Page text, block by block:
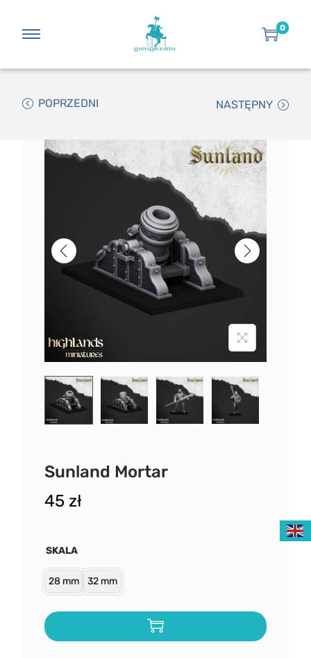
0
POPRZEDNI NASTĘPNY
Sunland Mortar
45 zł
SKALA
28 mm 32 mm